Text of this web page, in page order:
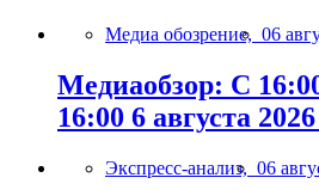
Медиа обозрение, 06
Медиаобзор: С
16:00 6 августа 2026
Экспресс-анализ, 06